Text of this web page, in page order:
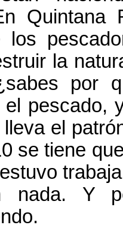
Quintana
los
la
por
el pescado,
el
se tiene
nada. Y